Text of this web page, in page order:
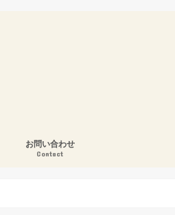
お問い合わせ
Contact